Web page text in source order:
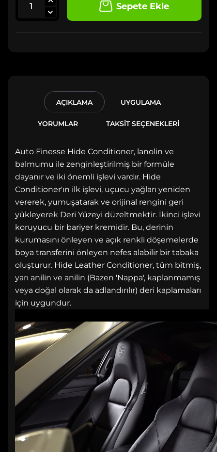
Sepete Ekle
AÇIKLAMA UYGULAMA
YORUMLAR TAKSİT SEÇENEKLERİ
Auto Finesse Hide Conditioner, lanolin ve
balmumu ile zenginleştirilmiş bir formüle
dayanır ve iki önemli işlevi vardır. Hide
Conditioner'ın ilk işlevi, uçucu yağları yeniden
vererek, yumuşatarak ve orijinal rengini geri
yükleyerek Deri Yüzeyi düzeltmektir. İkinci işlevi
koruyucu bir bariyer kremidir. Bu, derinin
kurumasını önleyen ve açık renkli döşemelerde
boya transferini önleyen nefes alabilir bir tabaka
oluşturur. Hide Leather Conditioner, tüm bitmiş,
yarı anilin ve anilin (Bazen 'Nappa', kaplanmamış
veya doğal olarak da adlandırılır) deri kaplamaları
için uygundur.